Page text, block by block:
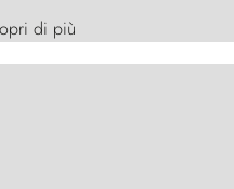
di più